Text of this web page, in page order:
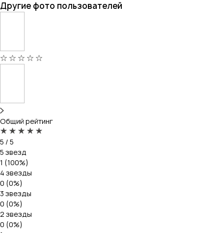
Другие фото пользователей
Общий рейтинг
5 / 5
5 звезд
1 (100%)
4 звезды
0 (0%)
3 звезды
0 (0%)
2 звезды
0 (0%)